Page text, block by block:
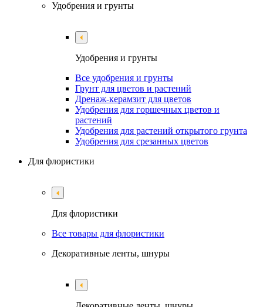
Удобрения и грунты
Удобрения и грунты
Все удобрения и грунты
Грунт для цветов и растений
Дренаж-керамзит для цветов
Удобрения для горшечных цветов и
растений
Удобрения для растений открытого грунта
Удобрения для срезанных цветов
Для флористики
Для флористики
Все товары для флористики
Декоративные ленты, шнуры